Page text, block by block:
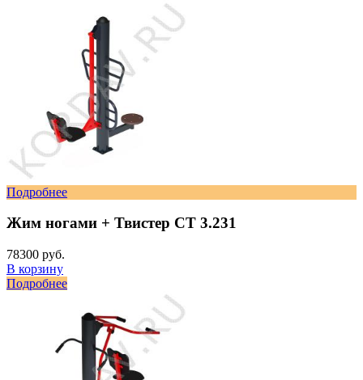
Подробнее
Жим ногами + Твистер СТ 3.231
78300 руб.
В корзину
Подробнее